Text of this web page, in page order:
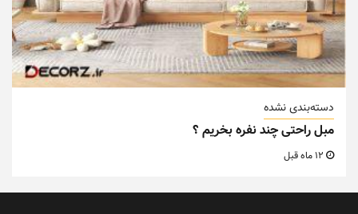
دسته‌بندی نشده
مبل راحتی چند نفره بخریم ؟